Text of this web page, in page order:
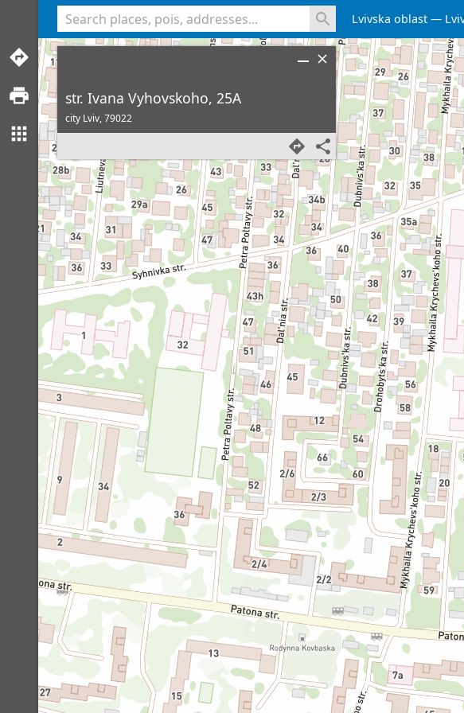
Lvivska oblast
str. Ivana Vyhovskoho, 25A
city Lviv,79022
<% console.log(hcard) %>